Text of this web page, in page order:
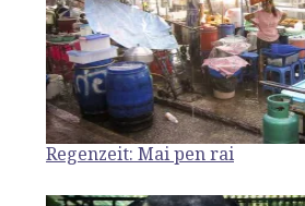
Regenzeit: Mai pen rai